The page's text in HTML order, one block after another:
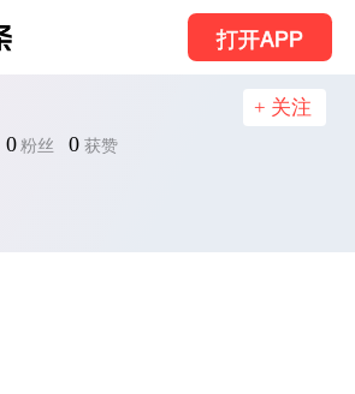
打开APP
0 粉丝 0 获赞
+ 关注